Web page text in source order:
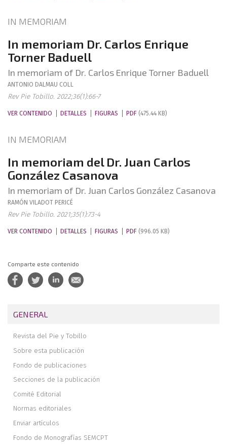
IN MEMORIAM
In memoriam Dr. Carlos Enrique
Torner Baduell
In memoriam of Dr. Carlos Enrique Torner Baduell
ANTONIO DALMAU COLL
Rev Pie Tobillo. 2022;36(1):66-7
VER CONTENIDO DETALLES FIGURAS PDF (475.44 KB)
IN MEMORIAM
In memoriam del Dr. Juan Carlos
González Casanova
In memoriam of Dr. Juan Carlos González Casanova
RAMÓN VILADOT PERICÉ
Rev Pie Tobillo. 2021;35(1):73-4
VER CONTENIDO DETALLES FIGURAS PDF (996.05 KB)
Comparte este contenido
GENERAL
Revista del Pie y Tobillo
Sobre esta publicación
Fondo de publicaciones
Secciones de la publicación
Comité Editorial
Normas editoriales
Enviar artículos
Fondo de Monografías SEMCPT